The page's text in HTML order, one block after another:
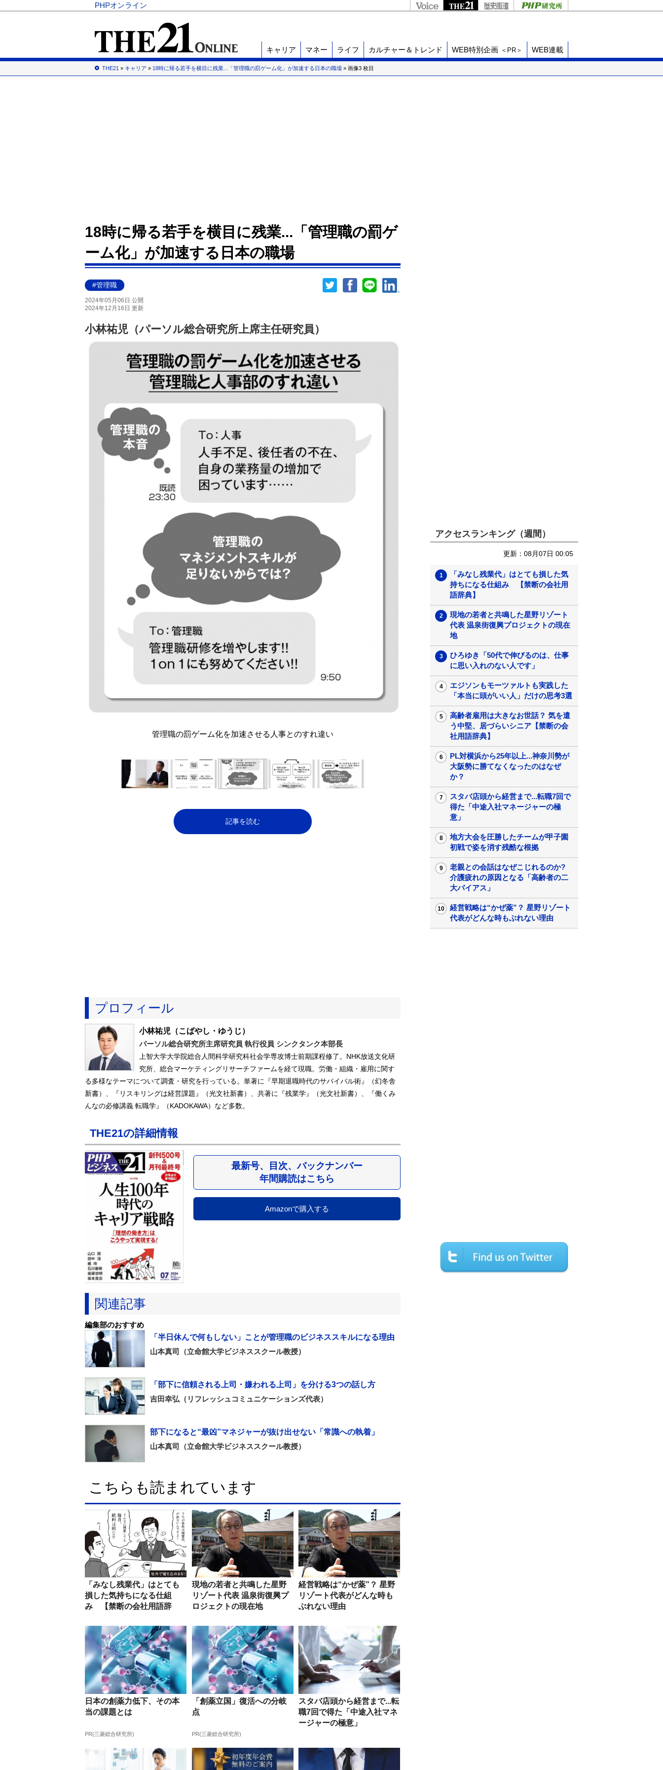
PHPオンライン
キャリア マネー ライフ カルチャー＆トレンド WEB特別企画 ＜PR＞ WEB連載
THE21 » キャリア » 18時に帰る若手を横目に残業...「管理職の罰ゲーム化」が加速する日本の職場 » 画像3 枚目
18時に帰る若手を横目に残業...「管理職の罰ゲ
ーム化」が加速する日本の職場
#管理職
2024年05月06日 公開
2024年12月16日 更新
小林祐児（パーソル総合研究所上席主任研究員）
管理職の罰ゲーム化を加速させる人事とのすれ違い
記事を読む
プロフィール
小林祐児 （こばやし・ゆうじ）
パーソル総合研究所主席研究員 執行役員 シンクタンク本部長
上智大学大学院総合人間科学研究科社会学専攻博士前期課程修了。NHK放送文化研
究所、総合マーケティングリサーチファームを経て現職。労働・組織・雇用に関す
る多様なテーマについて調査・研究を行っている。単著に『早期退職時代のサバイバル術』（幻冬舎
新書）、『リスキリングは経営課題』（光文社新書）、共著に『残業学』（光文社新書）、『働くみ
んなの必修講義 転職学』（KADOKAWA）など多数。
THE21の詳細情報
最新号、目次、バックナンバー
年間購読はこちら
Amazonで購入する
関連記事
編集部のおすすめ
「半日休んで何もしない」ことが管理職のビジネススキルになる理由
山本真司（立命館大学ビジネススクール教授）
「部下に信頼される上司・嫌われる上司」を分ける3つの話し方
吉田幸弘（リフレッシュコミュニケーションズ代表）
部下になると“最凶”マネジャーが抜け出せない「常識への執着」
山本真司（立命館大学ビジネススクール教授）
こちらも読まれています
「みなし残業代」はとても
損した気持ちになる仕組
み 【禁断の会社用語辞
現地の若者と共鳴した星野
リゾート代表 温泉街復興プ
ロジェクトの現在地
経営戦略は“かぜ薬”？ 星野
リゾート代表がどんな時も
ぶれない理由
日本の創薬力低下、その本
当の課題とは
PR(三菱総合研究所)
「創薬立国」復活への分岐
点
PR(三菱総合研究所)
スタバ店頭から経営まで...転
職7回で得た「中途入社マネ
ージャーの極意」
アクセスランキング（週間）
更新：08月07日 00:05
「みなし残業代」はとても損した気
持ちになる仕組み 【禁断の会社用
語辞典】
現地の若者と共鳴した星野リゾート
代表 温泉街復興プロジェクトの現在
地
ひろゆき「50代で伸びるのは、仕事
に思い入れのない人です」
エジソンもモーツァルトも実践した
「本当に頭がいい人」だけの思考3選
高齢者雇用は大きなお世話？ 気を遣
う中堅、居づらいシニア【禁断の会
社用語辞典】
PL対横浜から25年以上...神奈川勢が
大阪勢に勝てなくなったのはなぜ
か？
スタバ店頭から経営まで...転職7回で
得た「中途入社マネージャーの極
意」
地方大会を圧勝したチームが甲子園
初戦で姿を消す残酷な根拠
老親との会話はなぜこじれるのか?
介護疲れの原因となる「高齢者の二
大バイアス」
経営戦略は“かぜ薬”？ 星野リゾート
代表がどんな時もぶれない理由